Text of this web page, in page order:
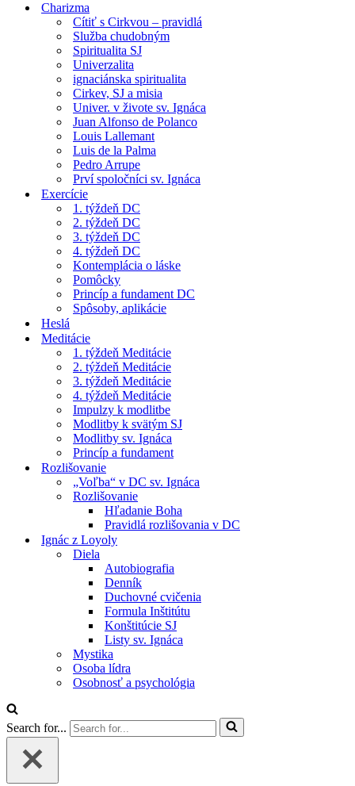
Charizma
Cítiť s Cirkvou – pravidlá
Služba chudobným
Spiritualita SJ
Univerzalita
ignaciánska spiritualita
Cirkev, SJ a misia
Univer. v živote sv. Ignáca
Juan Alfonso de Polanco
Louis Lallemant
Luis de la Palma
Pedro Arrupe
Prví spoločníci sv. Ignáca
Exercície
1. týždeň DC
2. týždeň DC
3. týždeň DC
4. týždeň DC
Kontemplácia o láske
Pomôcky
Princíp a fundament DC
Spôsoby, aplikácie
Heslá
Meditácie
1. týždeň Meditácie
2. týždeň Meditácie
3. týždeň Meditácie
4. týždeň Meditácie
Impulzy k modlitbe
Modlitby k svätým SJ
Modlitby sv. Ignáca
Princíp a fundament
Rozlišovanie
„Voľba“ v DC sv. Ignáca
Rozlišovanie
Hľadanie Boha
Pravidlá rozlišovania v DC
Ignác z Loyoly
Diela
Autobiografia
Denník
Duchovné cvičenia
Formula Inštitútu
Konštitúcie SJ
Listy sv. Ignáca
Mystika
Osoba lídra
Osobnosť a psychológia
Search for...